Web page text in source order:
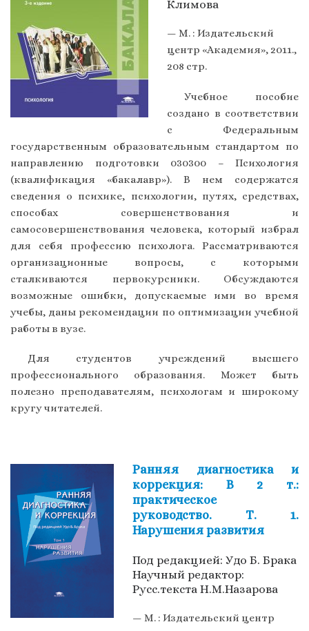
Климова
— М. : Издательский
центр «Академия», 2011.,
208 стр.
Учебное пособие
создано в соответствии
с Федеральным
государственным образовательным стандартом по
направлению подготовки 030300 – Психология
(квалификация «бакалавр»). В нем содержатся
сведения о психике, психологии, путях, средствах,
способах совершенствования и
самосовершенствования человека, который избрал
для себя профессию психолога. Рассматриваются
организационные вопросы, с которыми
сталкиваются первокурсники. Обсуждаются
возможные ошибки, допускаемые ими во время
учебы, даны рекомендации по оптимизации учебной
работы в вузе.
Для студентов учреждений высшего
профессионального образования. Может быть
полезно преподавателям, психологам и широкому
кругу читателей.
Ранняя диагностика и
коррекция: В 2 т.:
практическое
руководство. Т. 1.
Нарушения развития
Под редакцией: Удо Б. Брака
Научный редактор:
Русс.текста Н.М.Назарова
— М. : Издательский центр